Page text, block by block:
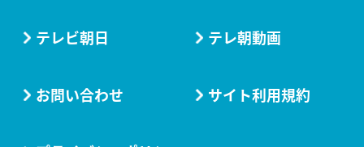
テレビ朝日 テレ朝動画
お問い合わせ サイト利用規約